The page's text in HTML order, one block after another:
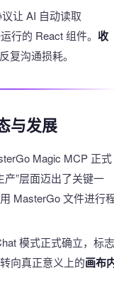
让 AI 自动读取
行的 React 组件。 收
复沟通损耗。
与发展
Magic MCP 正式
产”层面迈出了关键一
MasterGo 文件进行
模式正式确立，标志
向真正意义上的画布